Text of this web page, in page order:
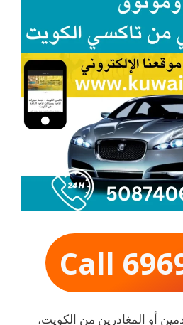
Call
أو المغادرين من الكويت،